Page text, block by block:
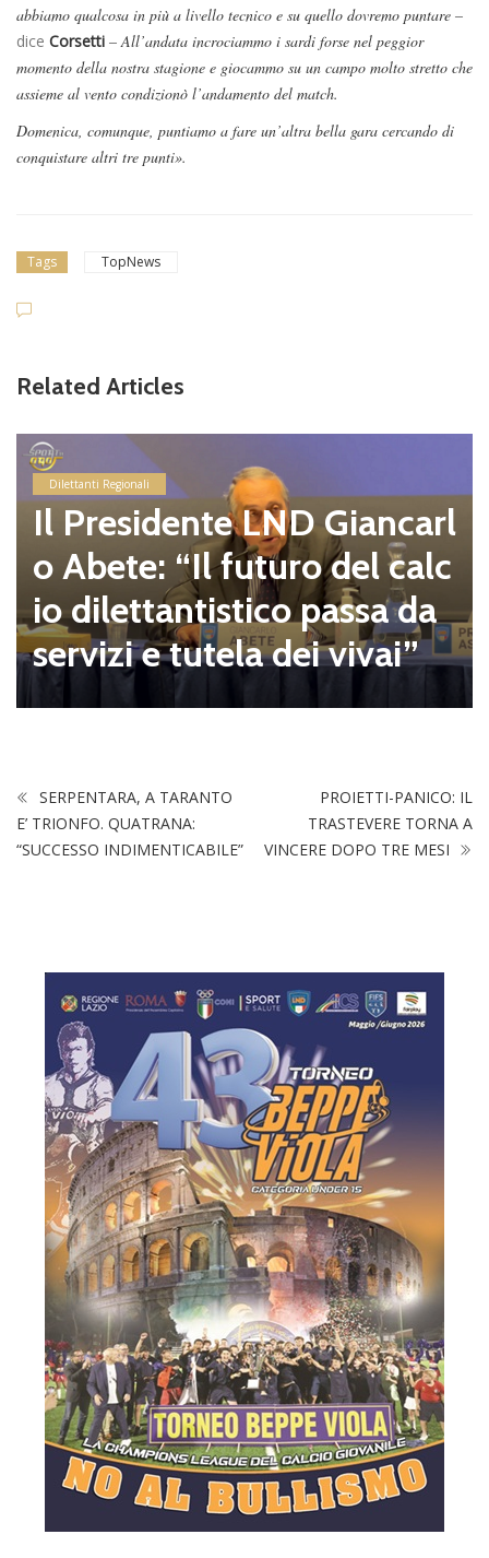
abbiamo qualcosa in più a livello tecnico e su quello dovremo puntare –
dice Corsetti – All’andata incrociammo i sardi forse nel peggior
momento della nostra stagione e giocammo su un campo molto stretto che
assieme al vento condizionò l’andamento del match.
Domenica, comunque, puntiamo a fare un’altra bella gara cercando di
conquistare altri tre punti».
Tags TopNews
Related Articles
Dilettanti Regionali
Il Presidente LND Giancarl
o Abete: “Il futuro del calc
io dilettantistico passa da
servizi e tutela dei vivai”
SERPENTARA, A TARANTO
E’ TRIONFO. QUATRANA:
“SUCCESSO INDIMENTICABILE”
PROIETTI-PANICO: IL
TRASTEVERE TORNA A
VINCERE DOPO TRE MESI